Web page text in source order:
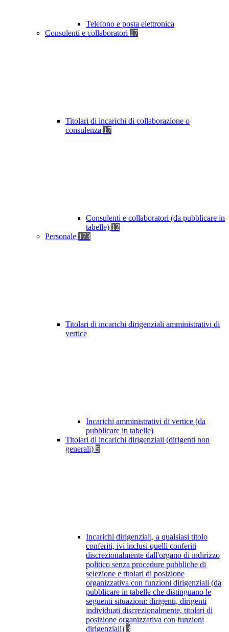
Telefono e posta elettronica
Consulenti e collaboratori 17
Titolari di incarichi di collaborazione o
consulenza 17
Consulenti e collaboratori (da pubblicare in
tabelle) 12
Personale 173
Titolari di incarichi dirigenziali amministrativi di
vertice
Incarichi amministrativi di vertice (da
pubblicare in tabelle)
Titolari di incarichi dirigenziali (dirigenti non
generali) 5
Incarichi dirigenziali, a qualsiasi titolo
conferiti, ivi inclusi quelli conferiti
discrezionalmente dall'organo di indirizzo
politico senza procedure pubbliche di
selezione e titolari di posizione
organizzativa con funzioni dirigenziali (da
pubblicare in tabelle che distinguano le
seguenti situazioni: dirigenti, dirigenti
individuati discrezionalmente, titolari di
posizione organizzativa con funzioni
dirigenziali) 3